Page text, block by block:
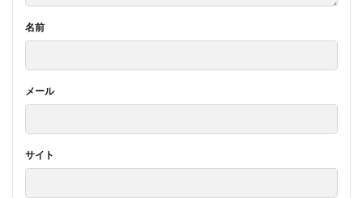
名前
メール
サイト